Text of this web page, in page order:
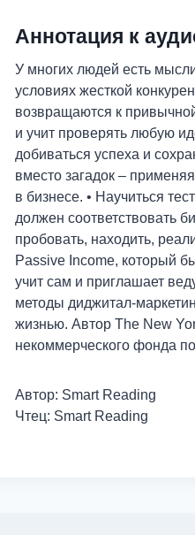
Аннотация к
У многих людей есть
условиях жесткой
возвращаются к
и учит проверять любую
добиваться успеха и
вместо загадок –
в бизнесе. • Научиться
должен соответствовать
пробовать, находить,
Passive Income, который
учит сам и приглашает
методы диджитал-
жизнью. Автор The New
некоммерческого фонда
Автор: Smart Reading
Чтец: Smart Reading